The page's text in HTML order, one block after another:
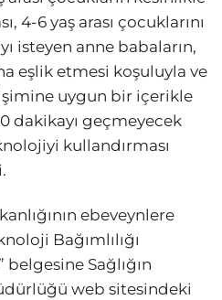
4-6 yaş arası çocuklarını
isteyen anne babaların,
eşlik etmesi koşuluyla ve
uygun bir içerikle
dakikayı geçmeyecek
kullandırması
ebeveynlere
Bağımlılığı
belgesine Sağlığın
web sitesindeki